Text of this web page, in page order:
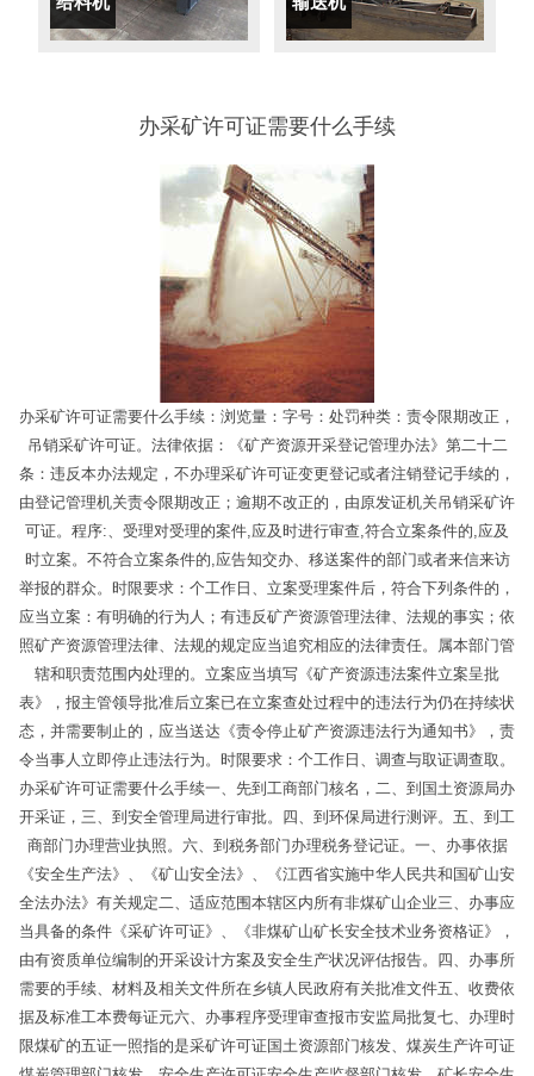
办采矿许可证需要什么手续
办采矿许可证需要什么手续：浏览量：字号：处罚种类：责令限期改正，
吊销采矿许可证。法律依据：《矿产资源开采登记管理办法》第二十二
条：违反本办法规定，不办理采矿许可证变更登记或者注销登记手续的，
由登记管理机关责令限期改正；逾期不改正的，由原发证机关吊销采矿许
可证。程序:、受理对受理的案件,应及时进行审查,符合立案条件的,应及
时立案。不符合立案条件的,应告知交办、移送案件的部门或者来信来访
举报的群众。时限要求：个工作日、立案受理案件后，符合下列条件的，
应当立案：有明确的行为人；有违反矿产资源管理法律、法规的事实；依
照矿产资源管理法律、法规的规定应当追究相应的法律责任。属本部门管
辖和职责范围内处理的。立案应当填写《矿产资源违法案件立案呈批
表》，报主管领导批准后立案已在立案查处过程中的违法行为仍在持续状
态，并需要制止的，应当送达《责令停止矿产资源违法行为通知书》，责
令当事人立即停止违法行为。时限要求：个工作日、调查与取证调查取。
办采矿许可证需要什么手续一、先到工商部门核名，二、到国土资源局办
开采证，三、到安全管理局进行审批。四、到环保局进行测评。五、到工
商部门办理营业执照。六、到税务部门办理税务登记证。一、办事依据
《安全生产法》、《矿山安全法》、《江西省实施中华人民共和国矿山安
全法办法》有关规定二、适应范围本辖区内所有非煤矿山企业三、办事应
当具备的条件《采矿许可证》、《非煤矿山矿长安全技术业务资格证》，
由有资质单位编制的开采设计方案及安全生产状况评估报告。四、办事所
需要的手续、材料及相关文件所在乡镇人民政府有关批准文件五、收费依
据及标准工本费每证元六、办事程序受理审查报市安监局批复七、办理时
限煤矿的五证一照指的是采矿许可证国土资源部门核发、煤炭生产许可证